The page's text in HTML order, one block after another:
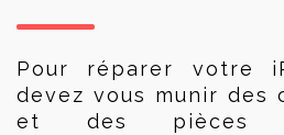
Pour réparer votre
devez vous munir des
et des pièces